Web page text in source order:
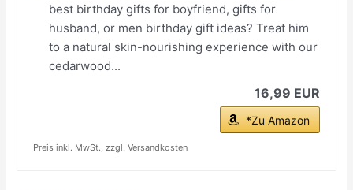
best birthday gifts for boyfriend, gifts for
husband, or men birthday gift ideas? Treat him
to a natural skin-nourishing experience with our
cedarwood...
16,99 EUR
*Zu Amazon
Preis inkl. MwSt., zzgl. Versandkosten